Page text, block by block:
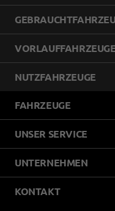
VORLAUFFAHRZEUGE
NUTZFAHRZEUGE
FAHRZEUGE
UNSER SERVICE
UNTERNEHMEN
KONTAKT